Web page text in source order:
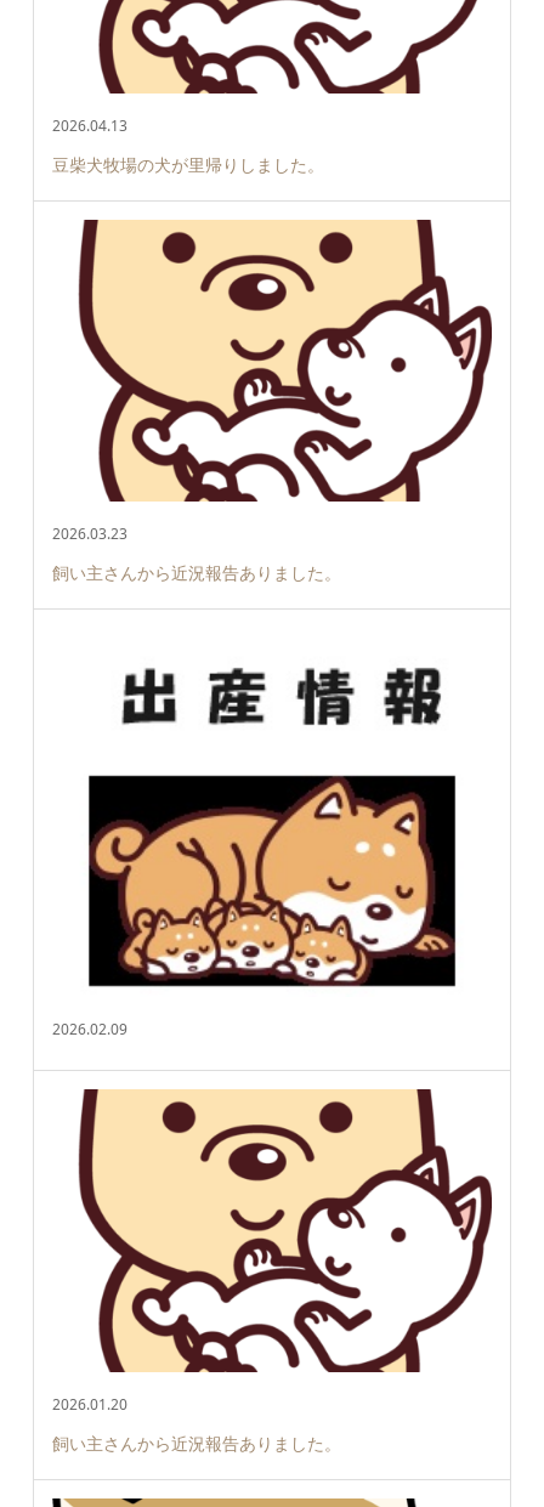
2026.04.13
豆柴犬牧場の犬が里帰りしました。
2026.03.23
飼い主さんから近況報告ありました。
2026.02.09
2026.01.20
飼い主さんから近況報告ありました。